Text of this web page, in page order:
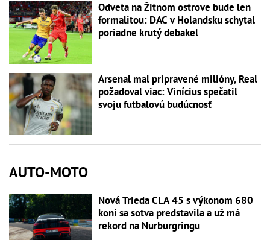
Odveta na Žitnom ostrove bude len
formalitou: DAC v Holandsku schytal
poriadne krutý debakel
Arsenal mal pripravené milióny, Real
požadoval viac: Vinícius spečatil
svoju futbalovú budúcnosť
AUTO-MOTO
Nová Trieda CLA 45 s výkonom 680
koní sa sotva predstavila a už má
rekord na Nurburgringu